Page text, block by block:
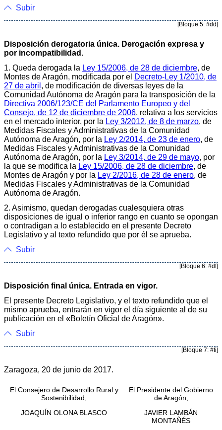
Subir
[Bloque 5: #dd]
Disposición derogatoria única. Derogación expresa y
por incompatibilidad.
1. Queda derogada la Ley 15/2006, de 28 de diciembre, de
Montes de Aragón, modificada por el Decreto-Ley 1/2010, de
27 de abril , de modificación de diversas leyes de la
Comunidad Autónoma de Aragón para la transposición de la
Directiva 2006/123/CE del Parlamento Europeo y del
Consejo, de 12 de diciembre de 2006, relativa a los servicios
en el mercado interior, por la Ley 3/2012, de 8 de marzo, de
Medidas Fiscales y Administrativas de la Comunidad
Autónoma de Aragón, por la Ley 2/2014, de 23 de enero, de
Medidas Fiscales y Administrativas de la Comunidad
Autónoma de Aragón, por la Ley 3/2014, de 29 de mayo, por
la que se modifica la Ley 15/2006, de 28 de diciembre, de
Montes de Aragón y por la Ley 2/2016, de 28 de enero, de
Medidas Fiscales y Administrativas de la Comunidad
Autónoma de Aragón.
2. Asimismo, quedan derogadas cualesquiera otras
disposiciones de igual o inferior rango en cuanto se opongan
o contradigan a lo establecido en el presente Decreto
Legislativo y al texto refundido que por él se aprueba.
Subir
[Bloque 6: #df]
Disposición final única. Entrada en vigor.
El presente Decreto Legislativo, y el texto refundido que el
mismo aprueba, entrarán en vigor el día siguiente al de su
publicación en el «Boletín Oficial de Aragón».
Subir
[Bloque 7: #fi]
Zaragoza, 20 de junio de 2017.
El Consejero de Desarrollo Rural y
Sostenibilidad,
El Presidente del Gobierno
de Aragón,
JOAQUÍN OLONA BLASCO
JAVIER LAMBÁN
MONTAÑÉS